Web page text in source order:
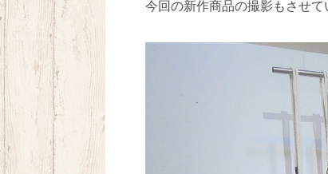
今回の新作商品の撮影もさせて